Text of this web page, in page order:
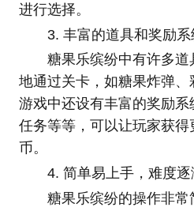
进行选择。
3. 丰富的道具和奖励系
糖果乐缤纷中有许多
地通过关卡，如糖果炸弹、
游戏中还设有丰富的奖励系
任务等等，可以让玩家获
币。
4. 简单易上手，难度逐
糖果乐缤纷的操作非